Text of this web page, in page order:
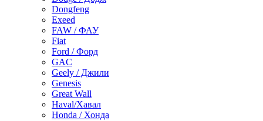
Dongfeng
Exeed
FAW / ФАУ
Fiat
Ford / Форд
GAC
Geely / Джили
Genesis
Great Wall
Haval/Хавал
Honda / Хонда